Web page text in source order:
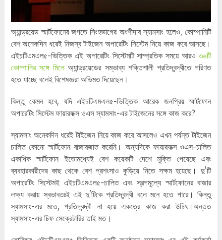
অ্যান্ড্রয়েড স্মার্টফোনের জগতে সিংহভাগের অংশীদার স্যামসাং হলেও, কোম্পানিটি
বেশ অনেকদিন ধরেই নিজস্ব টাইজেন অপারেটিং সিস্টেম নিয়ে কাজ করে আসছে।
এইচটিএমএল৫-ভিত্তিক এই অপারেটিং সিস্টেমটি সাম্প্রতিক সময়ে আরও৩৬টি
কোম্পানির সঙ্গে মিলে অ্যান্ড্রয়েডের সম্ভাব্য শক্তিশালী প্রতিদ্বন্দ্বীতে পরিণত
হতে যাচ্ছে বলেই বিশেষজ্ঞরা অভিমত দিয়েছেন।
কিন্তু কেমন হবে, যদি এইচটিএমএল৫-ভিত্তিক আরেক জনপ্রিয় স্মার্টফোন
অপারেটিং সিস্টেম ফায়ারফক্স ওএস স্যামসাং-এর টাইজেনের সঙ্গে কাজ করে?
স্যামসাং অনেকদিন ধরেই টাইজেন নিয়ে কাজ করে আসলেও এখন পর্যন্ত টাইজেন
চালিত কোনো স্মার্টফোন বাজারজাত করেনি। অন্যদিকে ফায়ারফক্স ওএস-চালিত
একাধিক স্মার্টফোন ইতোমধ্যেই বেশ কয়েকটি দেশে মুক্তি পেয়েছে এবং
ব্যবহারকারীদের কাছ থেকে বেশ প্রশংসাও কুড়িয়ে নিতে সক্ষম হয়েছে। দু’টি
অপারেটিং সিস্টেমই এইচটিএমএল৫-চালিত এবং স্বল্পমূল্যে স্মার্টফোনের বাজার
লক্ষ্য করায় স্বভাবতঃই এই দু’টিকে প্রতিদ্বন্দ্বী বলে মনে হতে পারে। কিন্তু
স্যামসাং-এর মতে, প্রতিদ্বন্দ্বী না হয়ে একত্রে কাজ করা উচিৎ।অন্তত
স্যামসাং-এর চিফ সেক্রেটারির তাই মত।